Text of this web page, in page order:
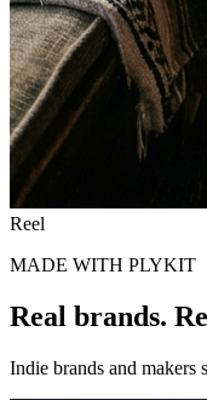
Reel
MADE WITH PLYKIT
Real brands.
Indie brands and